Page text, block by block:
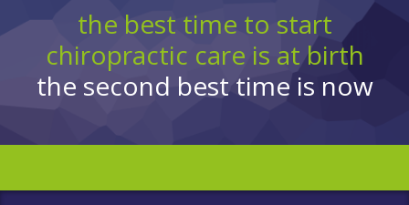
the best time to start
chiropractic care is at birth
the second best time is now